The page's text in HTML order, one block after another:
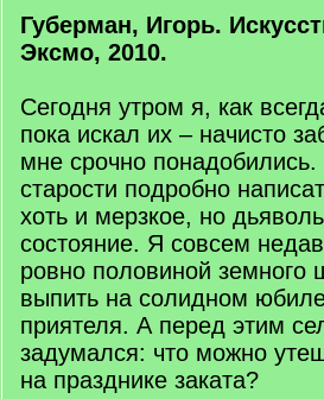
Губерман, Игорь.
Эксмо, 2010.
Сегодня утром я, как
пока искал их – начисто
мне срочно
старости подробно
хоть и мерзкое, но
состояние. Я совсем
ровно половиной земного
выпить на солидном
приятеля. А перед этим
задумался: что можно
на празднике заката?